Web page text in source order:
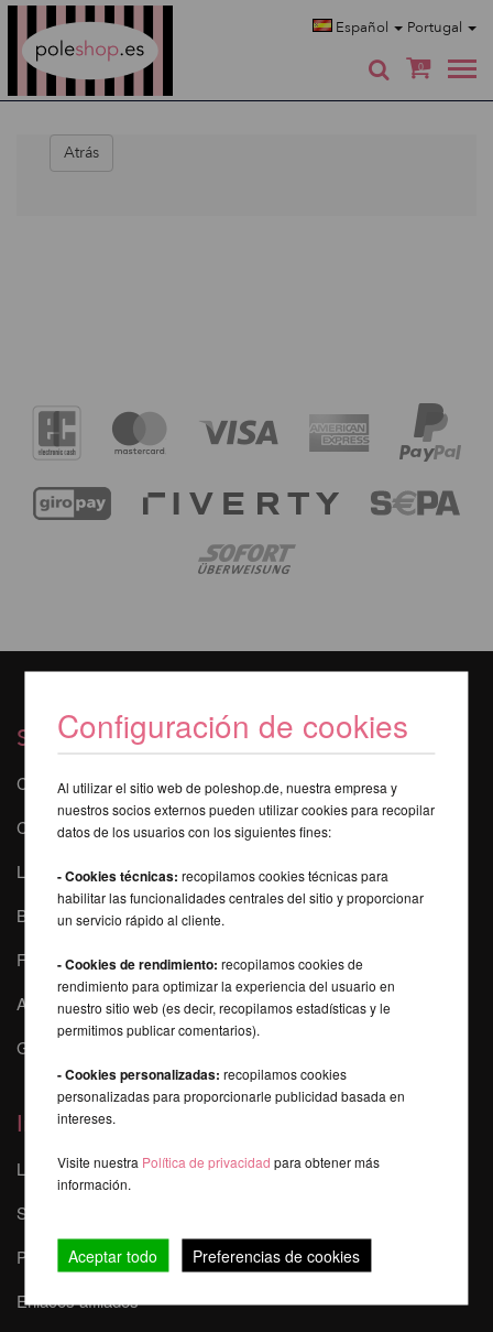
Español Portugal
0
Atrás
Servicios
Contacto
Curso online de poledance
La seguridad durante el Pole Dance
Buscador de Pole
FAQ - Preguntas más frecuentes
Auspicios, Eventos y Shows
Galería Mika
Información
Las tarifas de envío
Sitemap
Plazo de entrega
Enlaces afiliados
Configuración de cookies
Al utilizar el sitio web de poleshop.de, nuestra empresa y
nuestros socios externos pueden utilizar cookies para recopilar
datos de los usuarios con los siguientes fines:
- Cookies técnicas:recopilamos cookies técnicas para
habilitar las funcionalidades centrales del sitio y proporcionar
un servicio rápido al cliente.
- Cookies de rendimiento:recopilamos cookies de
rendimiento para optimizar la experiencia del usuario en
nuestro sitio web (es decir, recopilamos estadísticas y le
permitimos publicar comentarios).
- Cookies personalizadas:recopilamos cookies
personalizadas para proporcionarle publicidad basada en
intereses.
Visite nuestra Política de privacidadpara obtener más
información.
Aceptar todo Preferencias de cookies